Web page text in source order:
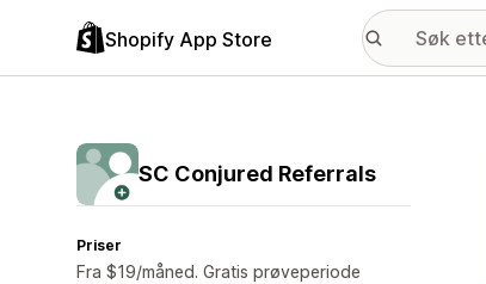
Shopify App Store
SC Conjured Referrals
Priser
Fra $19/måned. Gratis prøveperiode